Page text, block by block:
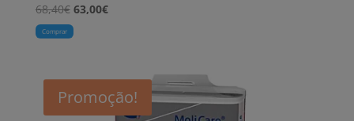
68,40€ O
preço
68,40€.
63,00€O
63,00€.
Comprar
Promoção!